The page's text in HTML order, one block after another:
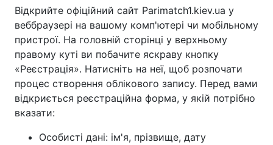
Відкрийте офіційний сайт Parimatch1.kiev.ua у
веббраузері на вашому комп'ютері чи мобільному
пристрої. На головній сторінці у верхньому
правому куті ви побачите яскраву кнопку
«Реєстрація». Натисніть на неї, щоб розпочати
процес створення облікового запису. Перед вами
відкриється реєстраційна форма, у якій потрібно
вказати:
Особисті дані: ім'я, прізвище, дату